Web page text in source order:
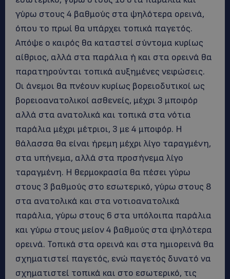
γύρω στους 4 βαθμούς στα ψηλότερα ορεινά,
όπου το πρωί θα υπάρχει τοπικά παγετός.
Απόψε ο καιρός θα καταστεί σύντομα κυρίως
αίθριος, αλλά στα παράλια ή και στα ορεινά θα
παρατηρούνται τοπικά αυξημένες νεφώσεις.
Οι άνεμοι θα πνέουν κυρίως βορειοδυτικοί ως
βορειοανατολικοί ασθενείς, μέχρι 3 μποφόρ
αλλά στα ανατολικά και τοπικά στα νότια
παράλια μέχρι μέτριοι, 3 με 4 μποφόρ. Η
θάλασσα θα είναι ήρεμη μέχρι λίγο ταραγμένη,
στα υπήνεμα, αλλά στα προσήνεμα λίγο
ταραγμένη. Η θερμοκρασία θα πέσει γύρω
στους 3 βαθμούς στο εσωτερικό, γύρω στους 8
στα ανατολικά και στα νοτιοανατολικά
παράλια, γύρω στους 6 στα υπόλοιπα παράλια
και γύρω στους μείον 4 βαθμούς στα ψηλότερα
ορεινά. Τοπικά στα ορεινά και στα ημιορεινά θα
σχηματιστεί παγετός, ενώ παγετός δυνατό να
σχηματιστεί τοπικά και στο εσωτερικό, τις